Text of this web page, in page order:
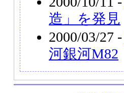
造」を発見
2000/03/27 -
河銀河M82